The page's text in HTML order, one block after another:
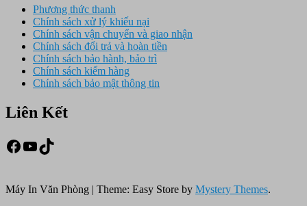
Phương thức thanh
Chính sách xử lý khiếu nại
Chính sách vận chuyển và giao nhận
Chính sách đổi trả và hoàn tiền
Chính sách bảo hành, bảo trì
Chính sách kiểm hàng
Chính sách bảo mật thông tin
Liên Kết
Facebook
Youtube
TikTok
Máy In Văn Phòng | Theme: Easy Store by Mystery Themes.